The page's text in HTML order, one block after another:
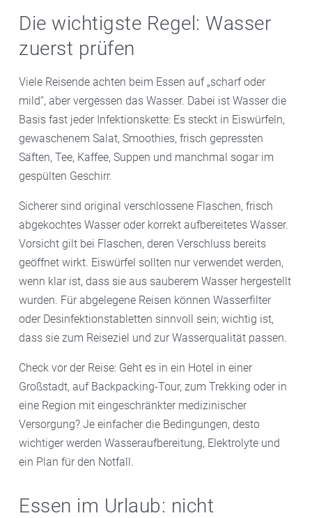
Die wichtigste Regel: Wasser
zuerst prüfen
Viele Reisende achten beim Essen auf „scharf oder
mild“, aber vergessen das Wasser. Dabei ist Wasser die
Basis fast jeder Infektionskette: Es steckt in Eiswürfeln,
gewaschenem Salat, Smoothies, frisch gepressten
Säften, Tee, Kaffee, Suppen und manchmal sogar im
gespülten Geschirr.
Sicherer sind original verschlossene Flaschen, frisch
abgekochtes Wasser oder korrekt aufbereitetes Wasser.
Vorsicht gilt bei Flaschen, deren Verschluss bereits
geöffnet wirkt. Eiswürfel sollten nur verwendet werden,
wenn klar ist, dass sie aus sauberem Wasser hergestellt
wurden. Für abgelegene Reisen können Wasserfilter
oder Desinfektionstabletten sinnvoll sein; wichtig ist,
dass sie zum Reiseziel und zur Wasserqualität passen.
Check vor der Reise: Geht es in ein Hotel in einer
Großstadt, auf Backpacking-Tour, zum Trekking oder in
eine Region mit eingeschränkter medizinischer
Versorgung? Je einfacher die Bedingungen, desto
wichtiger werden Wasseraufbereitung, Elektrolyte und
ein Plan für den Notfall.
Essen im Urlaub: nicht